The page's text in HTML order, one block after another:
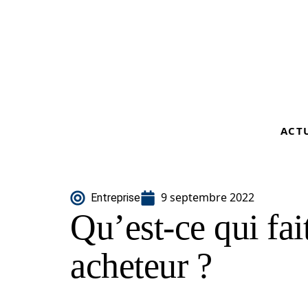
Entreprise 9 septembre 2022
Qu’est-ce qui
acheteur ?